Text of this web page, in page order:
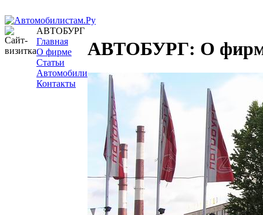
АВТОБУРГ
Главная
О фирме
Статьи
Автомобили
Контакты
АВТОБУРГ: О